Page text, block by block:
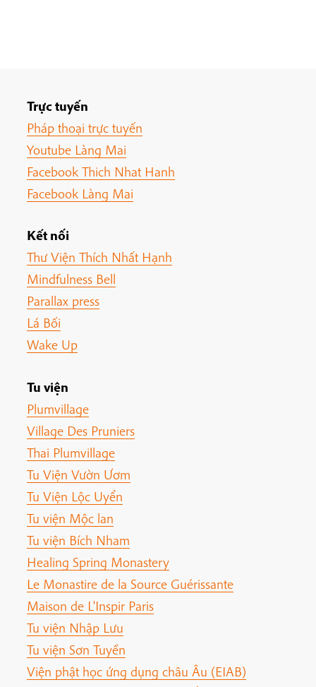
Trực tuyến
Pháp thoại trực tuyến
Youtube Làng Mai
Facebook Thich Nhat Hanh
Facebook Làng Mai
Kết nối
Thư Viện Thích Nhất Hạnh
Mindfulness Bell
Parallax press
Lá Bối
Wake Up
Tu viện
Plumvillage
Village Des Pruniers
Thai Plumvillage
Tu Viện Vườn Ươm
Tu Viện Lộc Uyển
Tu viện Mộc lan
Tu viện Bích Nham
Healing Spring Monastery
Le Monastire de la Source Guérissante
Maison de L'Inspir Paris
Tu viện Nhập Lưu
Tu viện Sơn Tuyền
Viện phật học ứng dụng châu Âu (EIAB)